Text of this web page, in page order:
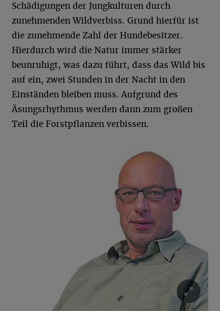
Schädigungen der Jungkulturen durch
zunehmenden Wildverbiss. Grund hierfür ist
die zunehmende Zahl der Hundebesitzer.
Hierdurch wird die Natur immer stärker
beunruhigt, was dazu führt, dass das Wild bis
auf ein, zwei Stunden in der Nacht in den
Einständen bleiben muss. Aufgrund des
Äsungsrhythmus werden dann zum großen
Teil die Forstpflanzen verbissen.